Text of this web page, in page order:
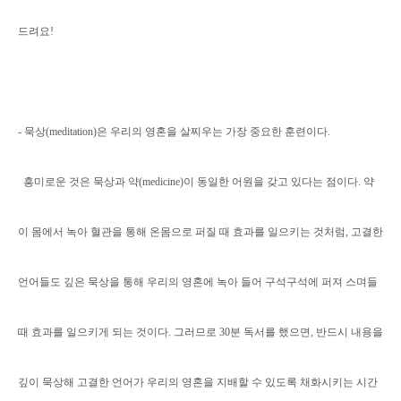
드려요!
- 묵상(meditation)은 우리의 영혼을 살찌우는 가장 중요한 훈련이다.
흥미로운 것은 묵상과 약(medicine)이 동일한 어원을 갖고 있다는 점이다. 약
이 몸에서 녹아 혈관을 통해 온몸으로 퍼질 때 효과를 일으키는 것처럼, 고결한
언어들도 깊은 묵상을 통해 우리의 영혼에 녹아 들어 구석구석에 퍼져 스며들
때 효과를 일으키게 되는 것이다. 그러므로 30분 독서를 했으면, 반드시 내용을
깊이 묵상해 고결한 언어가 우리의 영혼을 지배할 수 있도록 채화시키는 시간